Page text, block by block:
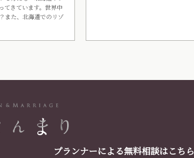
てきています。世界中
また、北海道でのリゾ
プランナーによる無料相談はこちら